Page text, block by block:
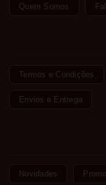
Quem Somos
Termos e Condições
Envios e Entrega
Novidades